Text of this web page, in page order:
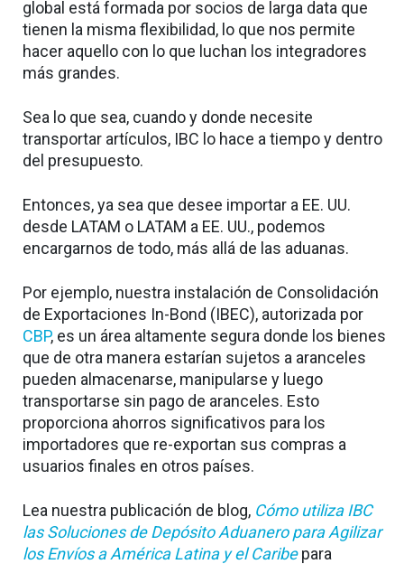
global está formada por socios de larga data que
tienen la misma flexibilidad, lo que nos permite
hacer aquello con lo que luchan los integradores
más grandes.
Sea lo que sea, cuando y donde necesite
transportar artículos, IBC lo hace a tiempo y dentro
del presupuesto.
Entonces, ya sea que desee importar a EE. UU.
desde LATAM o LATAM a EE. UU., podemos
encargarnos de todo, más allá de las aduanas.
Por ejemplo, nuestra instalación de Consolidación
de Exportaciones In-Bond (IBEC), autorizada por
CBP, es un área altamente segura donde los bienes
que de otra manera estarían sujetos a aranceles
pueden almacenarse, manipularse y luego
transportarse sin pago de aranceles. Esto
proporciona ahorros significativos para los
importadores que re-exportan sus compras a
usuarios finales en otros países.
Lea nuestra publicación de blog, Cómo utiliza IBC
las Soluciones de Depósito Aduanero para Agilizar
los Envíos a América Latina y el Caribepara